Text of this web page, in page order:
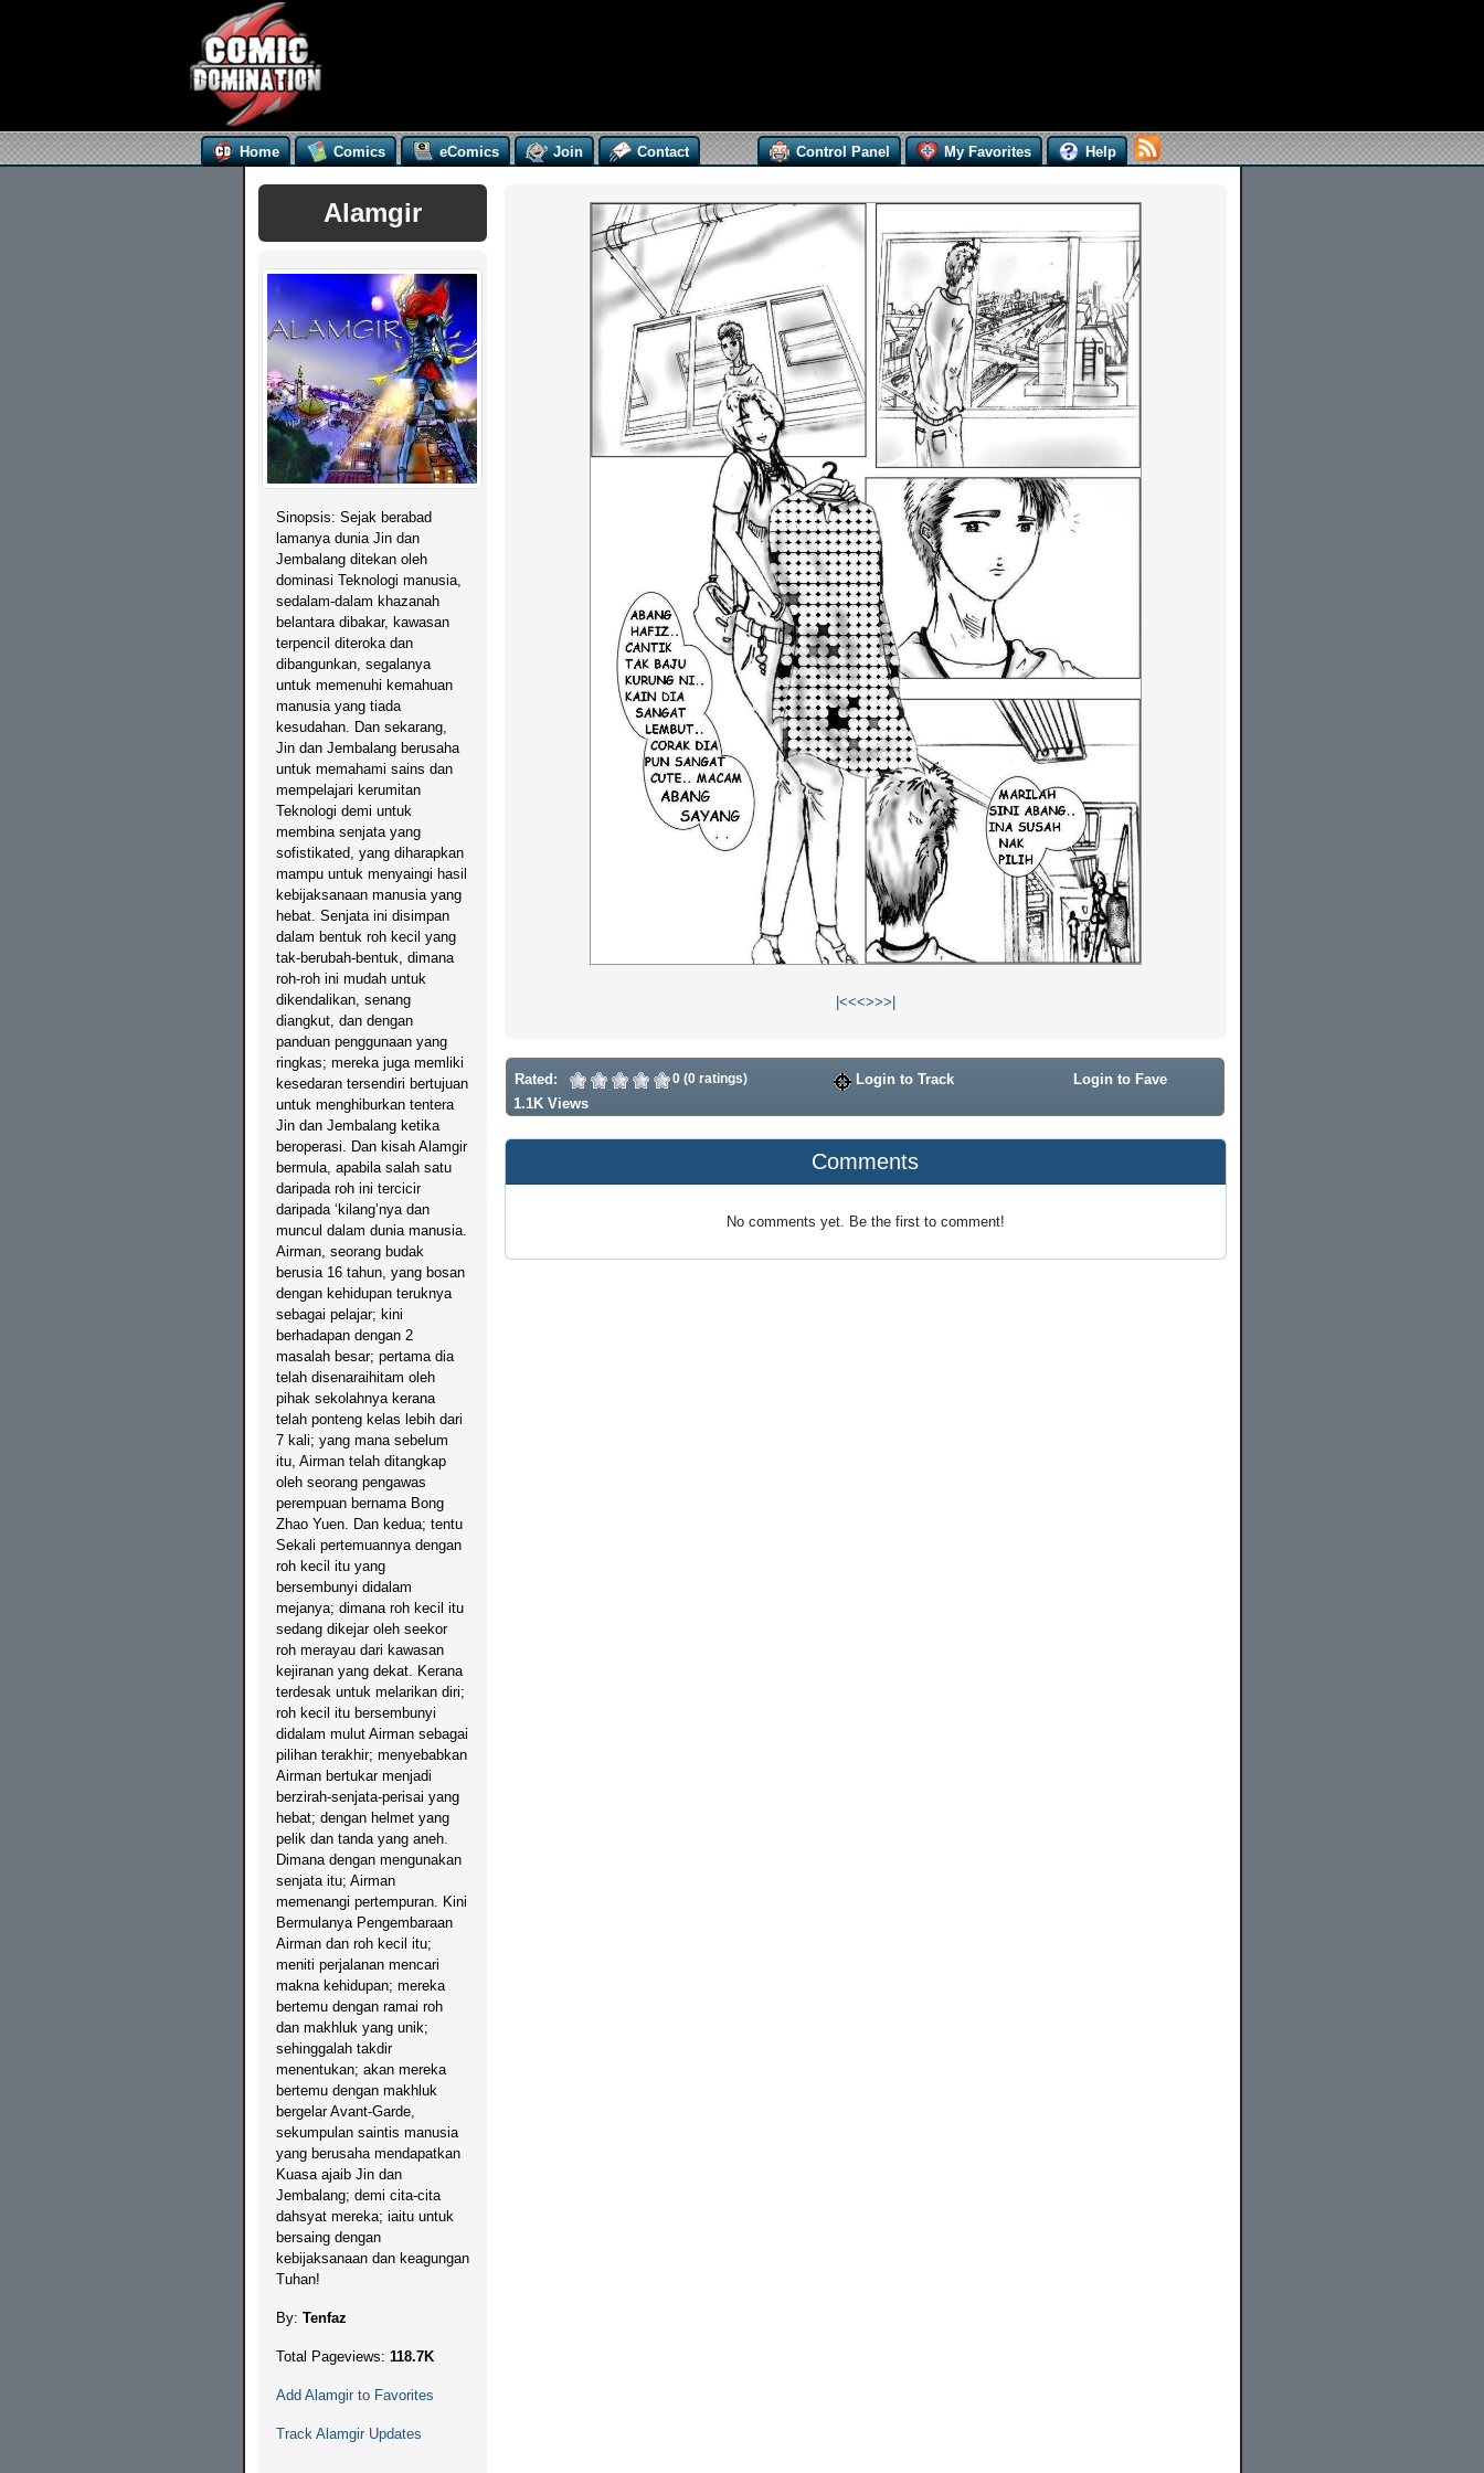
Home Comics eComics Join Contact Control Panel My Favorites Help
Alamgir
Sinopsis: Sejak berabad
lamanya dunia Jin dan
Jembalang ditekan oleh
dominasi Teknologi manusia,
sedalam-dalam khazanah
belantara dibakar, kawasan
terpencil diteroka dan
dibangunkan, segalanya
untuk memenuhi kemahuan
manusia yang tiada
kesudahan. Dan sekarang,
Jin dan Jembalang berusaha
untuk memahami sains dan
mempelajari kerumitan
Teknologi demi untuk
membina senjata yang
sofistikated, yang diharapkan
mampu untuk menyaingi hasil
kebijaksanaan manusia yang
hebat. Senjata ini disimpan
dalam bentuk roh kecil yang
tak-berubah-bentuk, dimana
roh-roh ini mudah untuk
dikendalikan, senang
diangkut, dan dengan
panduan penggunaan yang
ringkas; mereka juga memliki
kesedaran tersendiri bertujuan
untuk menghiburkan tentera
Jin dan Jembalang ketika
beroperasi. Dan kisah Alamgir
bermula, apabila salah satu
daripada roh ini tercicir
daripada ‘kilang’nya dan
muncul dalam dunia manusia.
Airman, seorang budak
berusia 16 tahun, yang bosan
dengan kehidupan teruknya
sebagai pelajar; kini
berhadapan dengan 2
masalah besar; pertama dia
telah disenaraihitam oleh
pihak sekolahnya kerana
telah ponteng kelas lebih dari
7 kali; yang mana sebelum
itu, Airman telah ditangkap
oleh seorang pengawas
perempuan bernama Bong
Zhao Yuen. Dan kedua; tentu
Sekali pertemuannya dengan
roh kecil itu yang
bersembunyi didalam
mejanya; dimana roh kecil itu
sedang dikejar oleh seekor
roh merayau dari kawasan
kejiranan yang dekat. Kerana
terdesak untuk melarikan diri;
roh kecil itu bersembunyi
didalam mulut Airman sebagai
pilihan terakhir; menyebabkan
Airman bertukar menjadi
berzirah-senjata-perisai yang
hebat; dengan helmet yang
pelik dan tanda yang aneh.
Dimana dengan mengunakan
senjata itu; Airman
memenangi pertempuran. Kini
Bermulanya Pengembaraan
Airman dan roh kecil itu;
meniti perjalanan mencari
makna kehidupan; mereka
bertemu dengan ramai roh
dan makhluk yang unik;
sehinggalah takdir
menentukan; akan mereka
bertemu dengan makhluk
bergelar Avant-Garde,
sekumpulan saintis manusia
yang berusaha mendapatkan
Kuasa ajaib Jin dan
Jembalang; demi cita-cita
dahsyat mereka; iaitu untuk
bersaing dengan
kebijaksanaan dan keagungan
Tuhan!
By: Tenfaz
Total Pageviews: 118.7K
Add Alamgir to Favorites
Track Alamgir Updates
|<<<>>>|
Rated: 0 (0 ratings) Login to Track
Login to Fave
1.1K Views
Comments
No comments yet. Be the first to comment!